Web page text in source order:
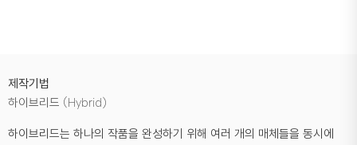
제작기법
하이브리드 (Hybrid)
하이브리드는 하나의 작품을 완성하기 위해 여러 개의 매체들을 동시에